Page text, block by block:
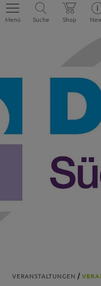
Menü Suche Shop
VERANSTALTUNGEN